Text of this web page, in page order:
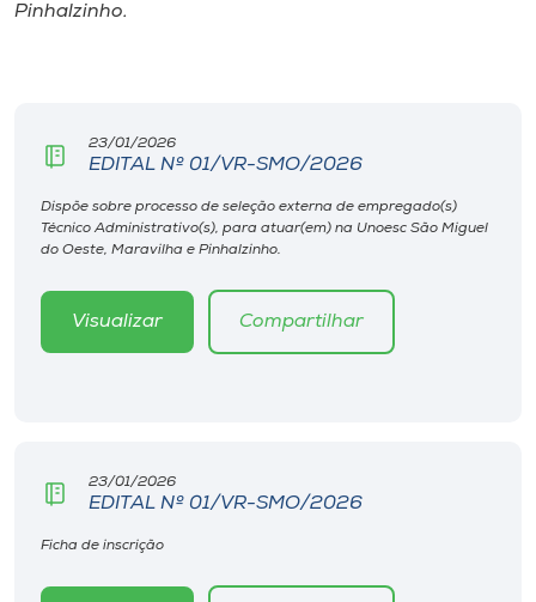
Cultura
Biblioteca
Editora
Rádio
Pinhalzinho.
23/01/2026
EDITAL Nº 01/VR-SMO/2026
Dispõe sobre processo de seleção externa de empregado(s)
Técnico Administrativo(s), para atuar(em) na Unoesc São Miguel
do Oeste, Maravilha e Pinhalzinho.
Visualizar Compartilhar
23/01/2026
EDITAL Nº 01/VR-SMO/2026
Ficha de inscrição